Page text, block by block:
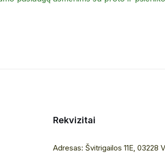
Rekvizitai
Adresas: Švitrigailos 11E, 03228